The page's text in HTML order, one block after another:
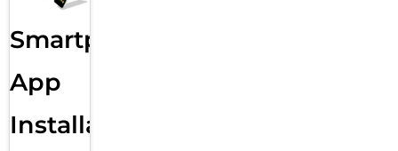
Smartphone
App
Installation